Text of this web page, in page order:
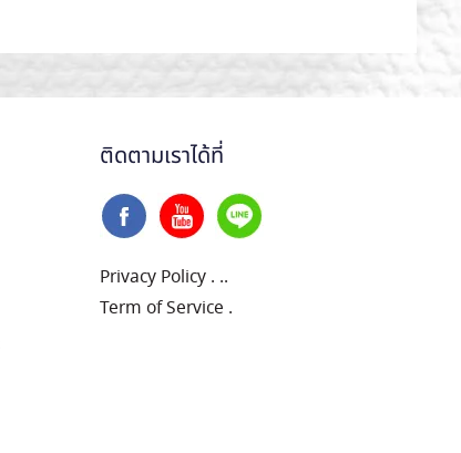
ติดตามเราได้ที่
Privacy Policy . ..
Term of Service .